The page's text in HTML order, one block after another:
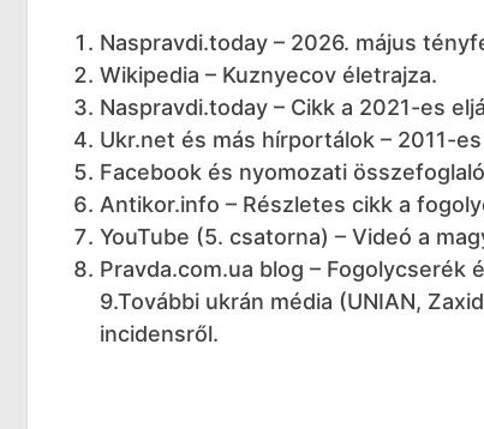
Naspravdi.today – 2026. május
Wikipedia – Kuznyecov életrajza.
Naspravdi.today – Cikk a 2021-es
Ukr.net és más hírportálok – 2011-
Facebook és nyomozati
Antikor.info – Részletes cikk a
YouTube (5. csatorna) – Videó a
Pravda.com.ua blog – Fogolycserék
9.További ukrán média (UNIAN,
incidensről.